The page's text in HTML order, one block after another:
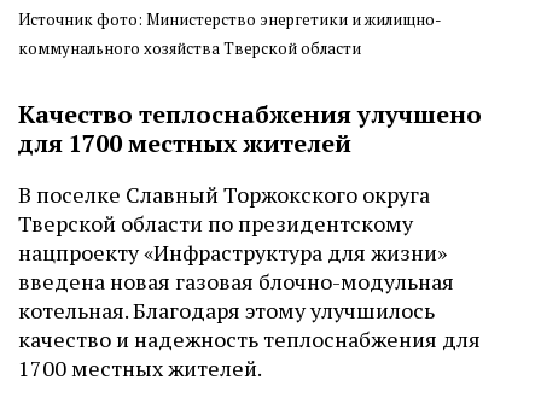
Источник фото: Министерство энергетики и жилищно-
коммунального хозяйства Тверской области
Качество теплоснабжения улучшено
для 1700 местных жителей
В поселке Славный Торжокского округа
Тверской области по президентскому
нацпроекту «Инфраструктура для жизни»
введена новая газовая блочно-модульная
котельная. Благодаря этому улучшилось
качество и надежность теплоснабжения для
1700 местных жителей.